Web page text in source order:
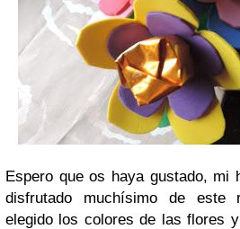
Espero que os haya gustado, mi
disfrutado muchísimo de este
elegido los colores de las flores